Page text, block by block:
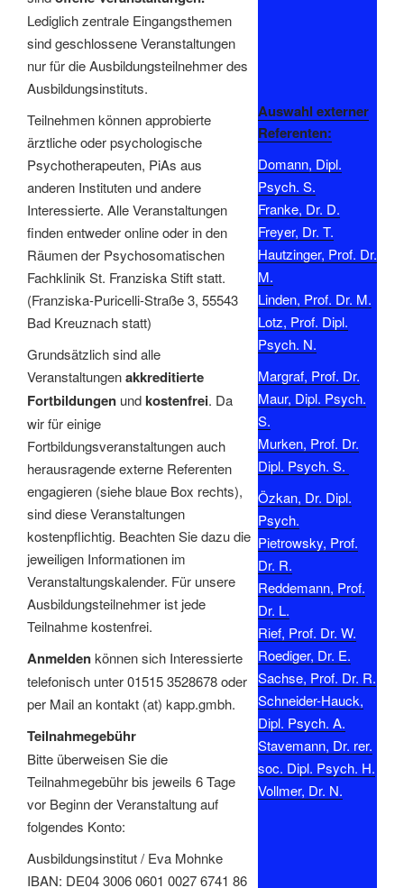
Lediglich zentrale Eingangsthemen
sind geschlossene Veranstaltungen
nur für die Ausbildungsteilnehmer des
Ausbildungsinstituts.
Teilnehmen können approbierte
ärztliche oder psychologische
Psychotherapeuten, PiAs aus
anderen Instituten und andere
Interessierte. Alle Veranstaltungen
finden entweder online oder in den
Räumen der Psychosomatischen
Fachklinik St. Franziska Stift statt.
(Franziska-Puricelli-Straße 3, 55543
Bad Kreuznach statt)
Grundsätzlich sind alle
Veranstaltungenakkreditierte
Fortbildungen undkostenfrei. Da
wir für einige
Fortbildungsveranstaltungen auch
herausragende externe Referenten
engagieren (siehe blaue Box rechts),
sind diese Veranstaltungen
kostenpflichtig. Beachten Sie dazu die
jeweiligen Informationen im
Veranstaltungskalender. Für unsere
Ausbildungsteilnehmer ist jede
Teilnahme kostenfrei.
Anmeldenkönnen sich Interessierte
telefonisch unter 01515 3528678 oder
per Mail an kontakt (at) kapp.gmbh.
Teilnahmegebühr
Bitte überweisen Sie die
Teilnahmegebühr bis jeweils 6 Tage
vor Beginn der Veranstaltung auf
folgendes Konto:
Ausbildungsinstitut / Eva Mohnke
IBAN: DE04 3006 0601 0027 6741 86
Auswahl externer
Referenten:
Domann, Dipl.
Psych. S.
Franke, Dr. D.
Freyer, Dr. T.
Hautzinger, Prof. Dr.
M.
Linden, Prof. Dr. M.
Lotz, Prof. Dipl.
Psych. N.
Margraf, Prof. Dr.
Maur, Dipl. Psych.
S.
Murken, Prof. Dr.
Dipl. Psych. S.
Özkan, Dr. Dipl.
Psych.
Pietrowsky, Prof.
Dr. R.
Reddemann, Prof.
Dr. L.
Rief, Prof. Dr. W.
Roediger, Dr. E.
Sachse, Prof. Dr. R.
Schneider-Hauck,
Dipl. Psych. A.
Stavemann, Dr. rer.
soc. Dipl. Psych. H.
Vollmer, Dr. N.